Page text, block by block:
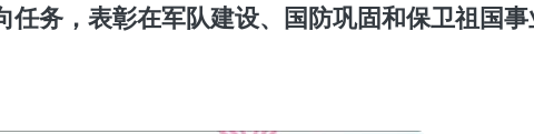
务，表彰在军队建设、国防巩固和保卫祖国